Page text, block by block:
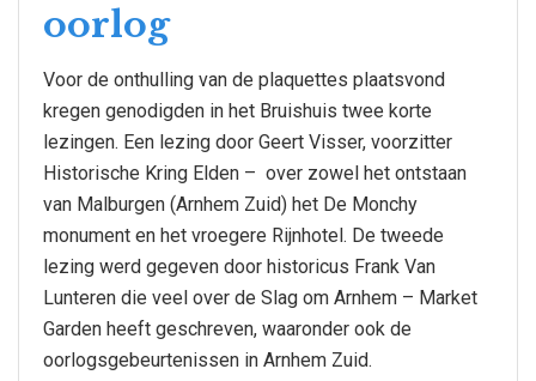
oorlog
Voor de onthulling van de plaquettes plaatsvond
kregen genodigden in het Bruishuis twee korte
lezingen. Een lezing door Geert Visser, voorzitter
Historische Kring Elden – over zowel het ontstaan
van Malburgen (Arnhem Zuid) het De Monchy
monument en het vroegere Rijnhotel. De tweede
lezing werd gegeven door historicus Frank Van
Lunteren die veel over de Slag om Arnhem – Market
Garden heeft geschreven, waaronder ook de
oorlogsgebeurtenissen in Arnhem Zuid.